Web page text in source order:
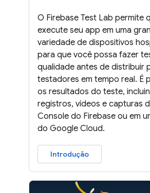
O Firebase Test Lab permite
execute seu app em uma
variedade de dispositivos
para que você possa fazer
qualidade antes de distribuir
testadores em tempo real. É
os resultados do teste,
registros, vídeos e capturas
Console do Firebase ou em
do Google Cloud.
Introdução